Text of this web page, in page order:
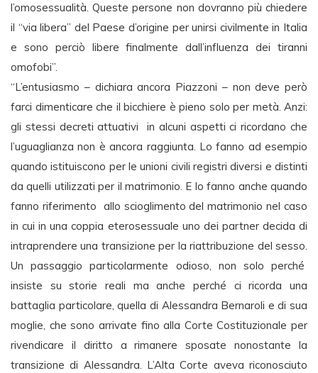
l’omosessualità. Queste persone non dovranno più chiedere
il “via libera” del Paese d’origine per unirsi civilmente in Italia
e sono perciò libere finalmente dall’influenza dei tiranni
omofobi”.
“L’entusiasmo – dichiara ancora Piazzoni – non deve però
farci dimenticare che il bicchiere è pieno solo per metà. Anzi:
gli stessi decreti attuativi in alcuni aspetti ci ricordano che
l’uguaglianza non è ancora raggiunta. Lo fanno ad esempio
quando istituiscono per le unioni civili registri diversi e distinti
da quelli utilizzati per il matrimonio. E lo fanno anche quando
fanno riferimento allo scioglimento del matrimonio nel caso
in cui in una coppia eterosessuale uno dei partner decida di
intraprendere una transizione per la riattribuzione del sesso.
Un passaggio particolarmente odioso, non solo perché
insiste su storie reali ma anche perché ci ricorda una
battaglia particolare, quella di Alessandra Bernaroli e di sua
moglie, che sono arrivate fino alla Corte Costituzionale per
rivendicare il diritto a rimanere sposate nonostante la
transizione di Alessandra. L’Alta Corte aveva riconosciuto